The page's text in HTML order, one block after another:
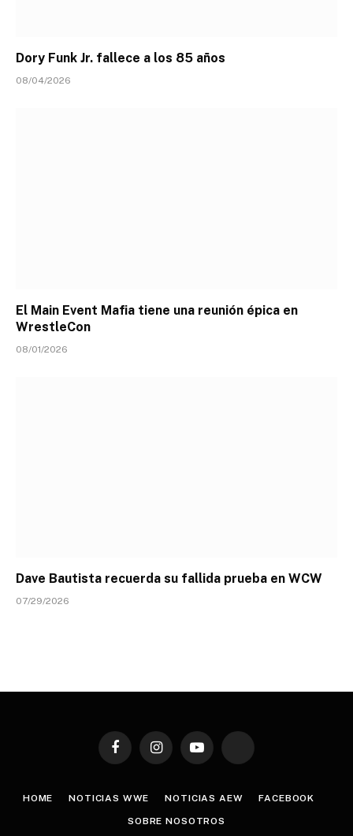
Dory Funk Jr. fallece a los 85 años
08/04/2026
El Main Event Mafia tiene una reunión épica en
WrestleCon
08/01/2026
Dave Bautista recuerda su fallida prueba en WCW
07/29/2026
FacebookInstagramYouTube TikTok
HOME NOTICIAS WWE NOTICIAS AEW FACEBOOK
SOBRE NOSOTROS